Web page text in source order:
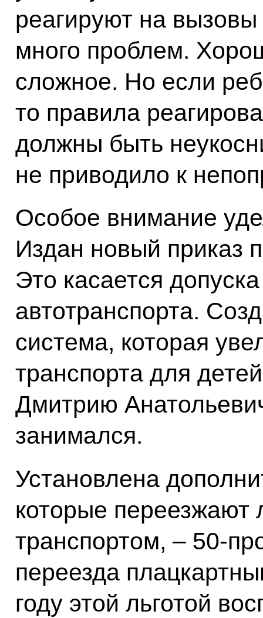
реагируют на
много проблем.
сложное. Но если
то правила
должны быть
не приводило к
Особое внимание
Издан новый приказ
Это касается
автотранспорта.
система, которая
транспорта для
Дмитрию
занимался.
Установлена
которые
транспортом, –
переезда
году этой льготой